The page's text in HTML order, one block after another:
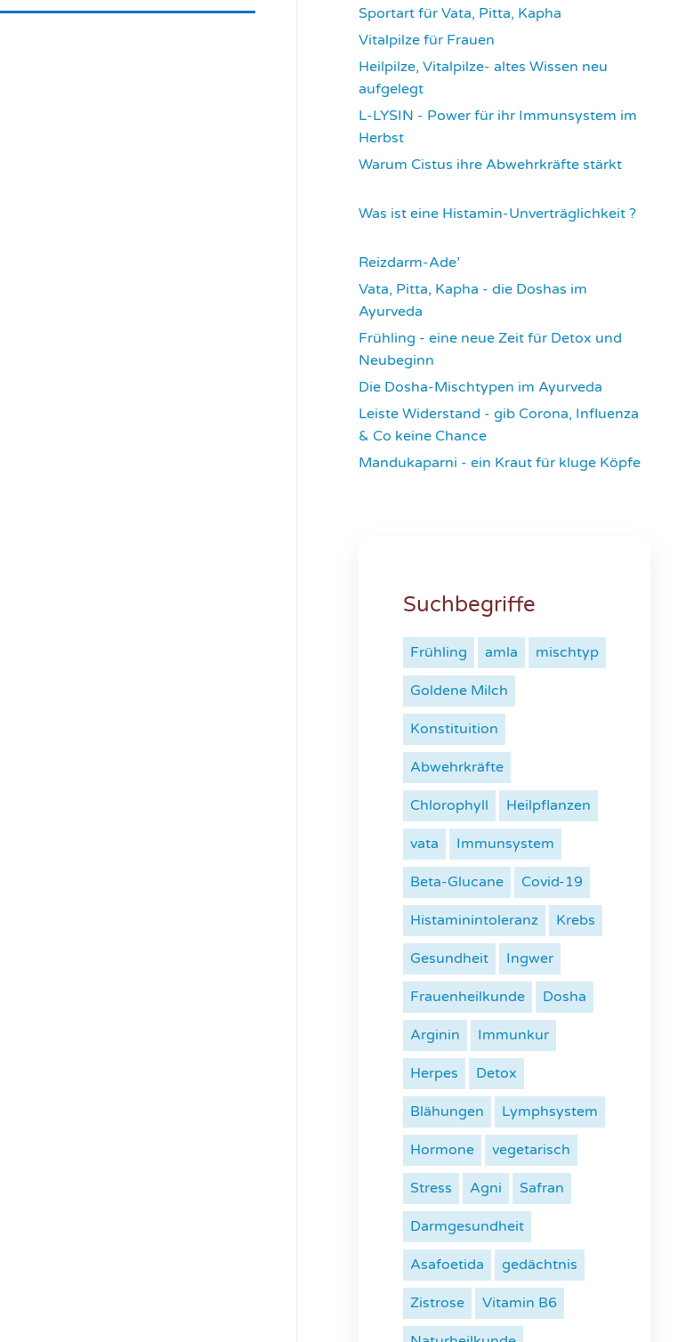
Sportart für Vata, Pitta, Kapha
Vitalpilze für Frauen
Heilpilze, Vitalpilze- altes Wissen neu
aufgelegt
L-LYSIN - Power für ihr Immunsystem im
Herbst
Warum Cistus ihre Abwehrkräfte stärkt
Was ist eine Histamin-Unverträglichkeit ?
Reizdarm-Ade’
Vata, Pitta, Kapha - die Doshas im
Ayurveda
Frühling - eine neue Zeit für Detox und
Neubeginn
Die Dosha-Mischtypen im Ayurveda
Leiste Widerstand - gib Corona, Influenza
& Co keine Chance
Mandukaparni - ein Kraut für kluge Köpfe
Suchbegriffe
Frühling amla mischtyp
Goldene Milch
Konstituition
Abwehrkräfte
Chlorophyll Heilpflanzen
vata Immunsystem
Beta-Glucane Covid-19
Histaminintoleranz Krebs
Gesundheit Ingwer
Frauenheilkunde Dosha
Arginin Immunkur
Herpes Detox
Blähungen Lymphsystem
Hormone vegetarisch
Stress Agni Safran
Darmgesundheit
Asafoetida gedächtnis
Zistrose Vitamin B6